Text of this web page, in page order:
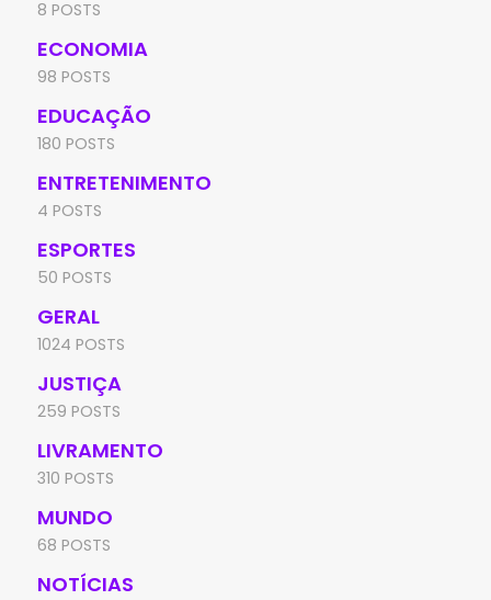
8 POSTS
ECONOMIA
98 POSTS
EDUCAÇÃO
180 POSTS
ENTRETENIMENTO
4 POSTS
ESPORTES
50 POSTS
GERAL
1024 POSTS
JUSTIÇA
259 POSTS
LIVRAMENTO
310 POSTS
MUNDO
68 POSTS
NOTÍCIAS